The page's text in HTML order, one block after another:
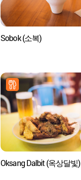
Sobok (소복)
Oksang Dalbit (옥상달빛)